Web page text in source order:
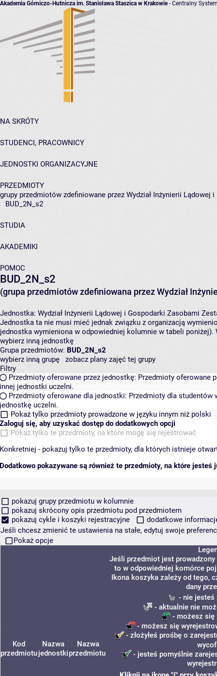
Akademia Górniczo-Hutnicza im. Stanisława Staszica w Krakowie- Centralny
NA SKRÓTY
STUDENCI, PRACOWNICY
JEDNOSTKI ORGANIZACYJNE
PRZEDMIOTY
grupy przedmiotów zdefiniowane przez Wydział Inżynierii Lądowej
BUD_2N_s2
STUDIA
AKADEMIKI
POMOC
BUD_2N_s2
(grupa przedmiotów zdefiniowana przez Wydział
Jednostka: Wydział Inżynierii Lądowej i Gospodarki Zasobami
Jednostka ta nie musi mieć jednak związku z organizacją
jednostka wymieniona w odpowiedniej kolumnie w tabeli
wybierz inną jednostkę
Grupa przedmiotów: BUD_2N_s2
wybierz inną grupę
zobacz plany zajęć tej grupy
Filtry
Przedmioty oferowane przez jednostkę: Przedmioty oferowane
innej jednostki uczelni.
Przedmioty oferowane dla jednostki: Przedmioty dla studentów
jednostkę uczelni.
Pokaż tylko przedmioty prowadzone w języku innym niż polski
Zaloguj się, aby uzyskać dostęp do dodatkowych opcji
Pokaż tylko te przedmioty, na które mogę się rejestrować
Konkretniej - pokazuj tylko te przedmioty, dla których istnieje
Dodatkowo pokazywane są również te przedmioty, na które jesteś
pokazuj grupy przedmiotu w kolumnie
pokazuj skrócony opis przedmiotu pod przedmiotem
pokazuj cykle i koszyki rejestracyjne
dodatkowe
Jeśli chcesz zmienić te ustawienia na stałe, edytuj swoje
Pokaż opcje
Kod
przedmiotu
Nazwa
jednostki
Nazwa
przedmiotu
Jeśli przedmiot jest
to w odpowiedniej komórce
Ikona koszyka zależy od tego,
dany
- nie jesteś
- aktualnie nie
- możesz się
- możesz się
- złożyłeś prośbę o
- jesteś pomyślnie